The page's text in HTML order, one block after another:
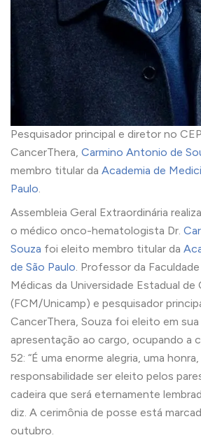
Pesquisador principal e diretor no
CancerThera, Carmino Antonio de
membro titular da Academia de
Paulo.
Assembleia Geral Extraordinária
o médico onco-hematologista Dr.
Souza foi eleito membro titular da
de São Paulo. Professor da
Médicas da Universidade Estadual de
(FCM/Unicamp) e pesquisador
CancerThera, Souza foi eleito em sua
apresentação ao cargo, ocupando a
52: “É uma enorme alegria, uma
responsabilidade ser eleito pelos
cadeira que será eternamente
diz. A cerimônia de posse está
outubro.